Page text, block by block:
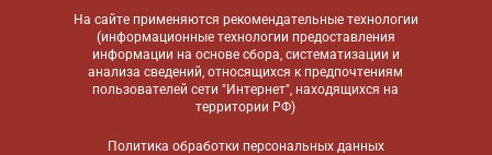
На сайте применяются рекомендательные технологии
(информационные технологии предоставления
информации на основе сбора, систематизации и
анализа сведений, относящихся к предпочтениям
пользователей сети "Интернет", находящихся на
территории РФ)
Политика обработки персональных данных